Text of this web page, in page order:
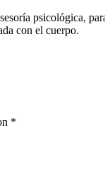
psicológica,
con el cuerpo.
*